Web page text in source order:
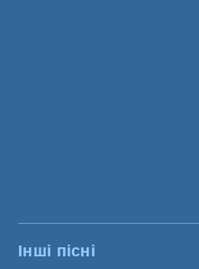
Інші пісні